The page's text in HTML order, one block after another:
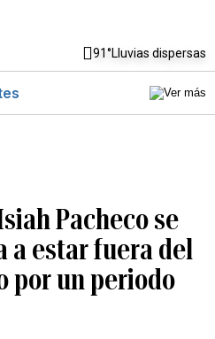
91°Lluvias dispersas
Pacheco se
a estar fuera del
por un periodo